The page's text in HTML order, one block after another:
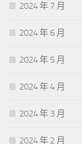
2024 年 7 月
2024 年 6 月
2024 年 5 月
2024 年 4 月
2024 年 3 月
2024 年 2 月